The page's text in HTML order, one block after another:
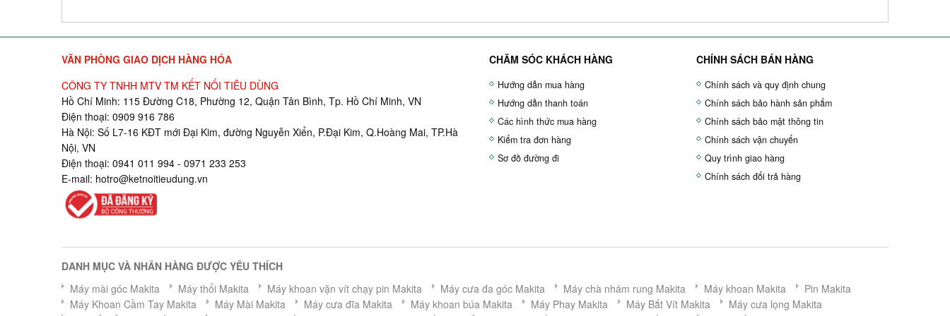
VĂN PHÒNG GIAO DỊCH HÀNG HÓA
CÔNG TY TNHH MTV TM KẾT NỐI TIÊU DÙNG
Hồ Chí Minh: 115 Đường C18, Phường 12, Quận Tân Bình, Tp. Hồ Chí Minh, VN
Điện thoại: 0909 916 786
Hà Nội: Số L7-16 KĐT mới Đại Kim, đường Nguyễn Xiển, P.Đại Kim, Q.Hoàng Mai, TP.Hà
Nội, VN
Điện thoại: 0941 011 994 - 0971 233 253
E-mail: hotro@ketnoitieudung.vn
CHĂM SÓC KHÁCH HÀNG
Hướng dẫn mua hàng
Hướng dẫn thanh toán
Các hình thức mua hàng
Kiểm tra đơn hàng
Sơ đồ đường đi
CHÍNH SÁCH BÁN HÀNG
Chính sách và quy định chung
Chính sách bảo hành sản phẩm
Chính sách bảo mật thông tin
Chính sách vận chuyển
Quy trình giao hàng
Chính sách đổi trả hàng
DANH MỤC VÀ NHÃN HÀNG ĐƯỢC YÊU THÍCH
Máy mài góc Makita
Máy thổi Makita Máy khoan vặn vít chạy pin Makita Máy cưa đa góc Makita Máy chà nhám rung Makita Máy khoan Makita
Pin Makita
Máy Khoan Cầm Tay Makita
Máy Mài Makita Máy cưa đĩa Makita Máy khoan búa Makita Máy Phay Makita Máy Bắt Vít Makita
Máy cưa lọng Makita